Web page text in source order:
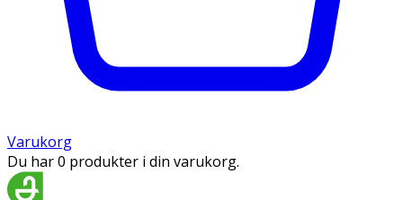
Varukorg
Du har 0 produkter i din varukorg.